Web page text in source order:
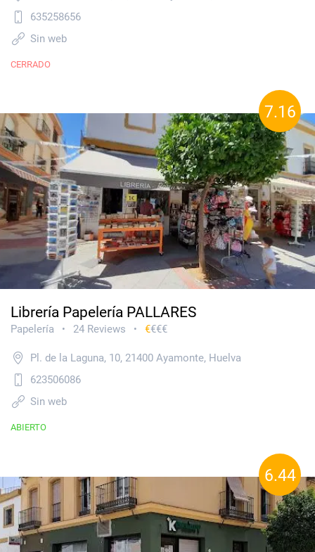
635258656
Sin web
CERRADO
7.16
Librería Papelería PALLARES
Papelería • 24 Reviews • €€€€
Pl. de la Laguna, 10, 21400 Ayamonte, Huelva
623506086
Sin web
ABIERTO
6.44